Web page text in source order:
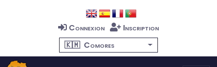
Connexion
Inscription
🇰🇲 Comores